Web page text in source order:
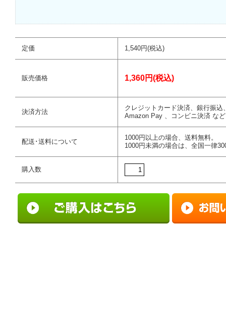
定価 1,540円(税込)
販売価格 1,360円(税込)
決済方法
クレジットカード決済、銀行振込
Amazon Pay 、コンビニ決済 など
配送･送料について
1000円以上の場合、送料無料。
1000円未満の場合は、全国一律
購入数